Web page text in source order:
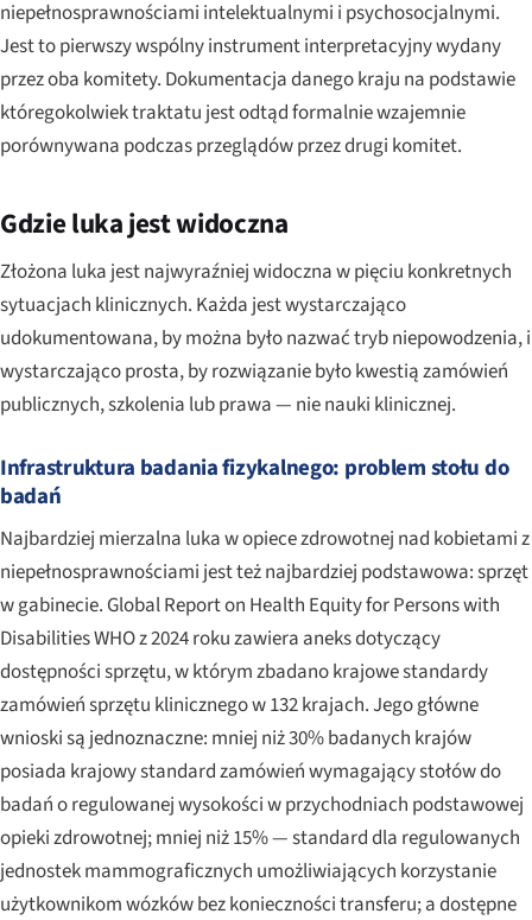
niepełnosprawnościami intelektualnymi i psychosocjalnymi.
Jest to pierwszy wspólny instrument interpretacyjny wydany
przez oba komitety. Dokumentacja danego kraju na podstawie
któregokolwiek traktatu jest odtąd formalnie wzajemnie
porównywana podczas przeglądów przez drugi komitet.
Gdzie luka jest widoczna
Złożona luka jest najwyraźniej widoczna w pięciu konkretnych
sytuacjach klinicznych. Każda jest wystarczająco
udokumentowana, by można było nazwać tryb niepowodzenia, i
wystarczająco prosta, by rozwiązanie było kwestią zamówień
publicznych, szkolenia lub prawa — nie nauki klinicznej.
Infrastruktura badania fizykalnego: problem stołu do
badań
Najbardziej mierzalna luka w opiece zdrowotnej nad kobietami z
niepełnosprawnościami jest też najbardziej podstawowa: sprzęt
w gabinecie. Global Report on Health Equity for Persons with
DisabilitiesWHO z 2024 roku zawiera aneks dotyczący
dostępności sprzętu, w którym zbadano krajowe standardy
zamówień sprzętu klinicznego w 132 krajach. Jego główne
wnioski są jednoznaczne: mniej niż 30% badanych krajów
posiada krajowy standard zamówień wymagający stołów do
badań o regulowanej wysokości w przychodniach podstawowej
opieki zdrowotnej; mniej niż 15% — standard dla regulowanych
jednostek mammograficznych umożliwiających korzystanie
użytkownikom wózków bez konieczności transferu; a dostępne